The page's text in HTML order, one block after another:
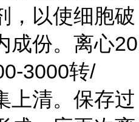
，以使细胞破
成份。离心20
3000转/
上清。保存过